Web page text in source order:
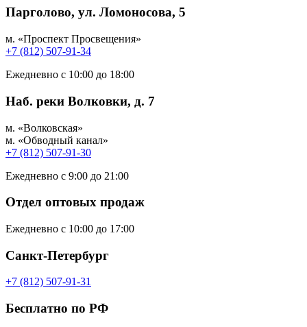
Парголово, ул. Ломоносова, 5
м. «Проспект Просвещения»
+7 (812) 507-91-34
Ежедневно с 10:00 до 18:00
Наб. реки Волковки, д. 7
м. «Волковская»
м. «Обводный канал»
+7 (812) 507-91-30
Ежедневно с 9:00 до 21:00
Отдел оптовых продаж
Ежедневно с 10:00 до 17:00
Санкт-Петербург
+7 (812) 507-91-31
Бесплатно по РФ